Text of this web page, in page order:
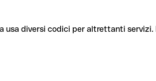
usa diversi codici per altrettanti